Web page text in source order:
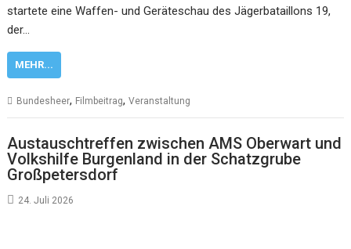
startete eine Waffen- und Geräteschau des Jägerbataillons 19,
der…
MEHR...
Bundesheer, Filmbeitrag,Veranstaltung
Austauschtreffen zwischen AMS Oberwart und
Volkshilfe Burgenland in der Schatzgrube
Großpetersdorf
24. Juli 2026